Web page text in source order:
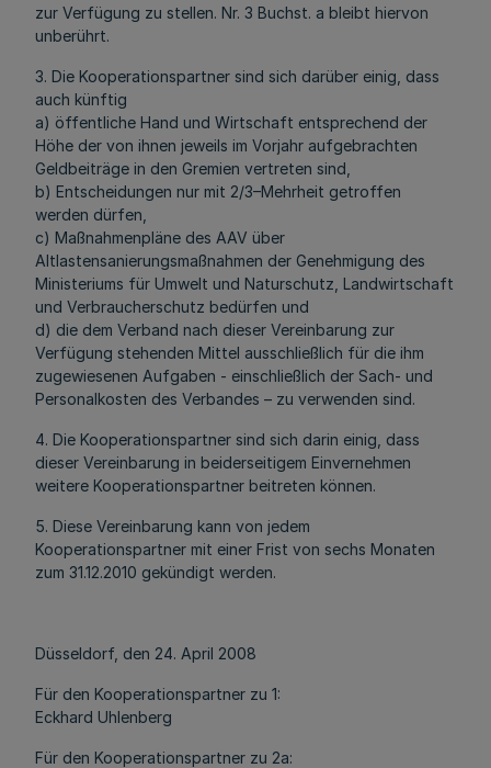
zur Verfügung zu stellen. Nr. 3 Buchst. a bleibt hiervon
unberührt.
3. Die Kooperationspartner sind sich darüber einig, dass
auch künftig
a) öffentliche Hand und Wirtschaft entsprechend der
Höhe der von ihnen jeweils im Vorjahr aufgebrachten
Geldbeiträge in den Gremien vertreten sind,
b) Entscheidungen nur mit 2/3–Mehrheit getroffen
werden dürfen,
c) Maßnahmenpläne des AAV über
Altlastensanierungsmaßnahmen der Genehmigung des
Ministeriums für Umwelt und Naturschutz, Landwirtschaft
und Verbraucherschutz bedürfen und
d) die dem Verband nach dieser Vereinbarung zur
Verfügung stehenden Mittel ausschließlich für die ihm
zugewiesenen Aufgaben - einschließlich der Sach- und
Personalkosten des Verbandes – zu verwenden sind.
4. Die Kooperationspartner sind sich darin einig, dass
dieser Vereinbarung in beiderseitigem Einvernehmen
weitere Kooperationspartner beitreten können.
5. Diese Vereinbarung kann von jedem
Kooperationspartner mit einer Frist von sechs Monaten
zum 31.12.2010 gekündigt werden.
Düsseldorf, den 24. April 2008
Für den Kooperationspartner zu 1:
Eckhard Uhlenberg
Für den Kooperationspartner zu 2a: